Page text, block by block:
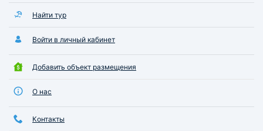
Найти тур
Войти в личный кабинет
Добавить объект размещения
О нас
Контакты